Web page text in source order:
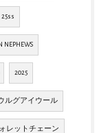
25ss
NEPHEWS
2025
ルグアイウール
レットチェーン